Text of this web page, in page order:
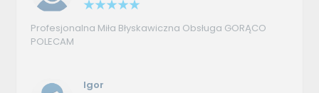
Profesjonalna Miła Błyskawiczna Obsługa GORĄCO
POLECAM
Igor